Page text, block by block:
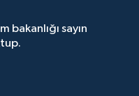
bakanlığı sayın